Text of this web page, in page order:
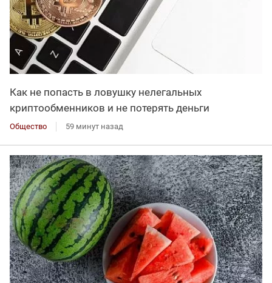
Как не попасть в ловушку нелегальных
криптообменников и не потерять деньги
Общество 59 минут назад